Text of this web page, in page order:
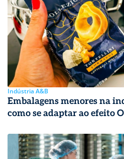
Indústria A&B
Embalagens menores na
como se adaptar ao efeito